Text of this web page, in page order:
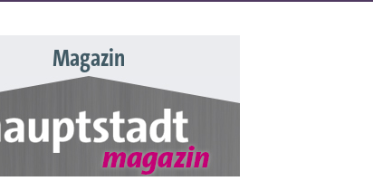
Magazin